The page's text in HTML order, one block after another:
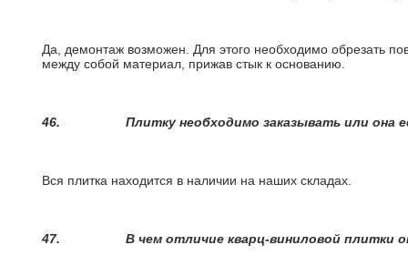
Да, демонтаж возможен. Для этого необходимо обрезать
между собой материал, прижав стык к основанию.
46. Плитку необходимо заказывать или она
Вся плитка находится в наличии на наших складах.
47. В чем отличие кварц-виниловой плитки